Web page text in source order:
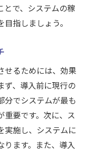
とで、システムの稼
指しましょう。
せるためには、効果
ず、導入前に現行の
分でシステムが最も
重要です。次に、ス
実施し、システムに
ります。また、導入